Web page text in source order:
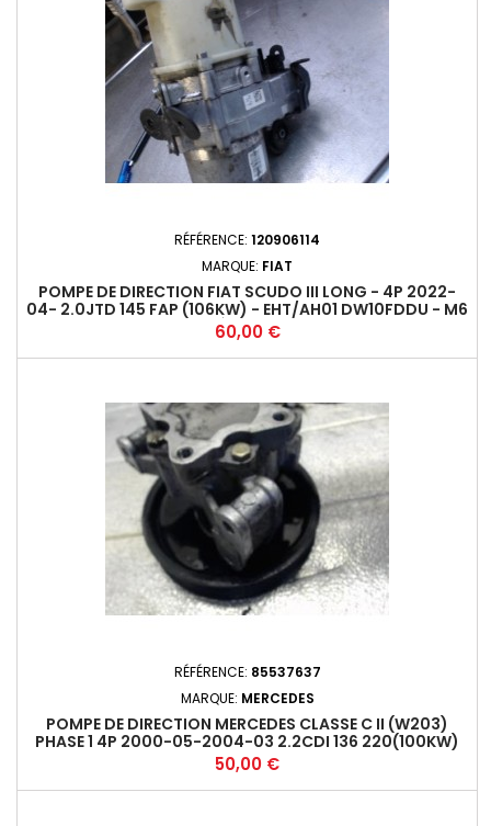
RÉFÉRENCE: 120906114
MARQUE: FIAT
POMPE DE DIRECTION FIAT SCUDO III LONG - 4P 2022-
04- 2.0JTD 145 FAP (106KW) - EHT/AH01 DW10FDDU - M6
BOCAL À REMPLACER+
Prix
60,00 €
RÉFÉRENCE: 85537637
MARQUE: MERCEDES
POMPE DE DIRECTION MERCEDES CLASSE C II (W203)
PHASE 1 4P 2000-05-2004-03 2.2CDI 136 220(100KW)
611962 M6 A6112300115*
Prix
50,00 €